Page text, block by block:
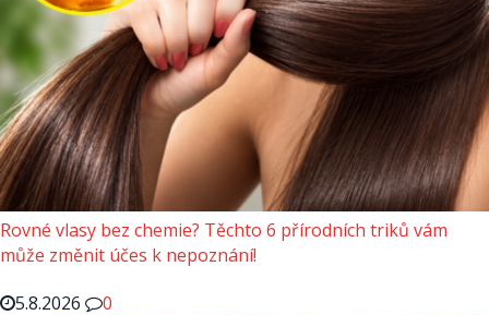
Rovné vlasy bez chemie? Těchto 6 přírodních triků vám
může změnit účes k nepoznání!
5.8.2026
0